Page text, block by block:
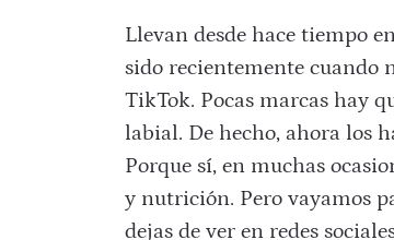
Llevan desde hace tiempo
sido recientemente cuando
TikTok. Pocas marcas hay
labial. De hecho, ahora los
Porque sí, en muchas
y nutrición. Pero vayamos
dejas de ver en redes